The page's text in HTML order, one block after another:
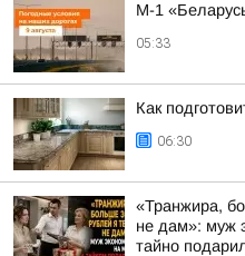
М-1
05:33
Как
06:30
«Транжира,
не дам»: муж
тайно